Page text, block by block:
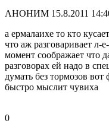
АНОНИМ 15.8.2011
а ермалаихе то кто
что аж разговаривает л-
момент соображает что
разговорах ей надо в
думать без тормозов
быстро мыслит чувиха
0